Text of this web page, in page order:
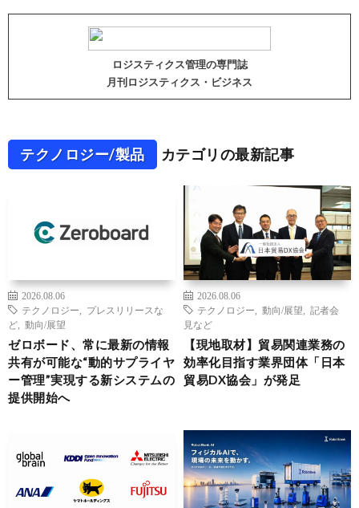
ロジスティクス管理の専門誌
月刊ロジスティクス・ビジネス
テクノロジー/製品 カテゴリの最新記事
2026.08.06
テクノロジー
プレスリリースな
ど
動向/展望
ゼロボード、常に最新の情報
共有が可能な“動的サプライヤ
ー管理”実現する新システムの
提供開始へ
2026.08.06
テクノロジー
動向/展望
記者会
見など
【現地取材】貿易関連業務の
効率化目指す業界団体「日本
貿易DX協会」が発足